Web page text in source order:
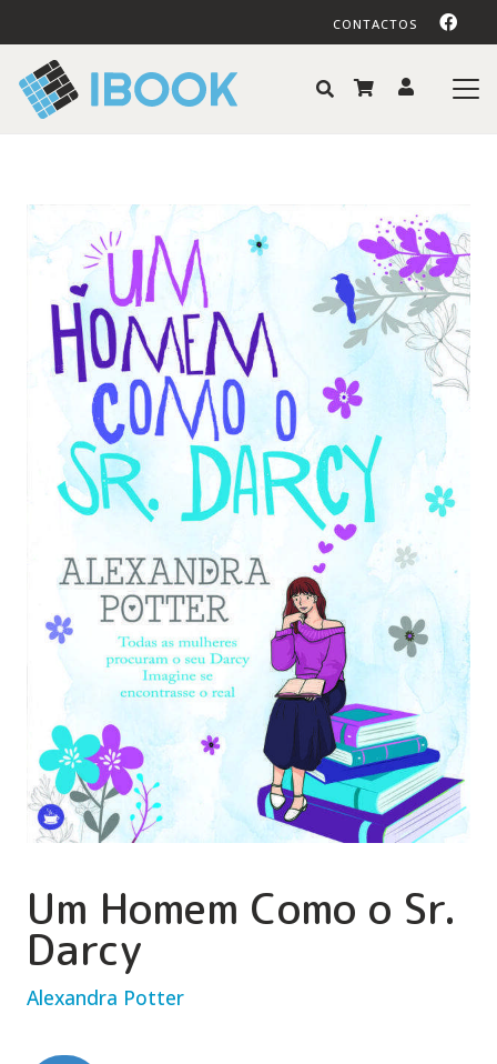
CONTACTOS
Um Homem Como o Sr.
Darcy
Alexandra Potter